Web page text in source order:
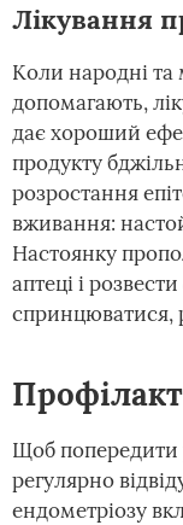
Лікування
Коли народні
допомагають,
дає хороший
продукту
розростання
вживання:
Настоянку
аптеці і
спринцюватися,
Щоб попередити
регулярно
ендометріозу